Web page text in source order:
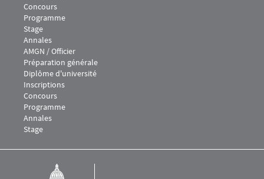
Concours
Programme
Stage
Annales
Menu footer IEJ 5
AMGN / Officier
Préparation générale
Diplôme d'université
Inscriptions
Concours
Programme
Annales
Stage